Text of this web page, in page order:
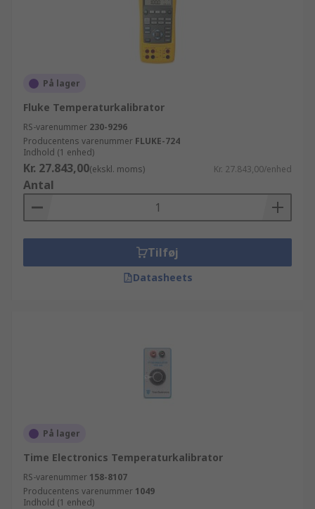
På lager
Fluke Temperaturkalibrator
RS-varenummer 230-9296
Producentens varenummer FLUKE-724
Indhold (1 enhed)
Kr. 27.843,00(ekskl. moms) Kr. 27.843,00/enhed
Antal
Tilføj
Datasheets
På lager
Time Electronics Temperaturkalibrator
RS-varenummer 158-8107
Producentens varenummer 1049
Indhold (1 enhed)